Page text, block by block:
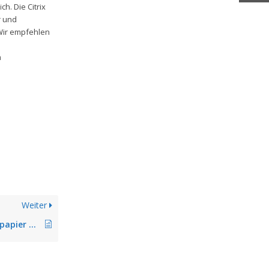
Die Citrix
und
empfehlen
Weiter
PDF-Erstellung Briefpapier überdeckt Dokument